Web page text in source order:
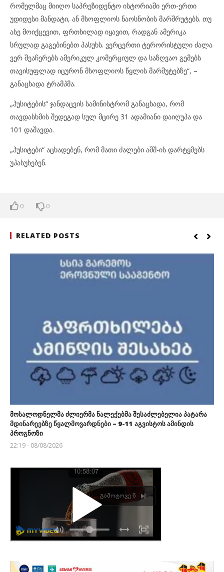
რომელმაც მიიღო საპრეზიდენტო ისტორიაში ერთ-ერთი
უდიდესი მანდატი, ან მსოფლიოს ნაოსნობის მარშრუტებს. თუ
ასე მოიქცევით, ფრთხილად იყავით, რადგან ამერიკა
სრულად გაგებინებთ პასუხს. ვერცერთი ტერორისტული ძალა
ვერ შეაჩერებს ამერიკულ კომერციულ და საზღვაო გემებს
თავისუფლად იცურონ მსოფლიოს წყლის მარშუტებზე“, –
განაცხადა ტრამპმა.
„ჰუსიტების“ ჯანდაცვის სამინისტრომ განაცხადა, რომ
თავდასხმის შედეგად სულ მცირე 31 ადამიანი დაიღუპა და
101 დაშავდა.
„ჰუსიტები“ აცხადებენ, რომ მათი ძალები აშშ-ის დარტყმებს
უპასუხებენ.
0 0
RELATED POSTS
მოსალოდნელმა ძლიერმა ნალექებმა შესაძლებელია პატარა
მდინარეებზე წყალმოვარდნები – 9-11 აგვისტოს ამინდის
პროგნოზი
22:19 - 08/08/2026